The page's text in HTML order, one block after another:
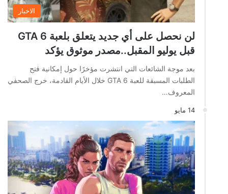
الاخبار
لن نحصل على أي جديد يتعلق بلعبة GTA 6
قبل يوليو المقبل..مصدر موثوق يؤكد
بعد موجة الشائعات التي انتشرت مؤخرًا حول إمكانية فتح
الطلبات المسبقة للعبة GTA 6 خلال الأيام القادمة، خرج الصحفي
المعروف…
14 مايو